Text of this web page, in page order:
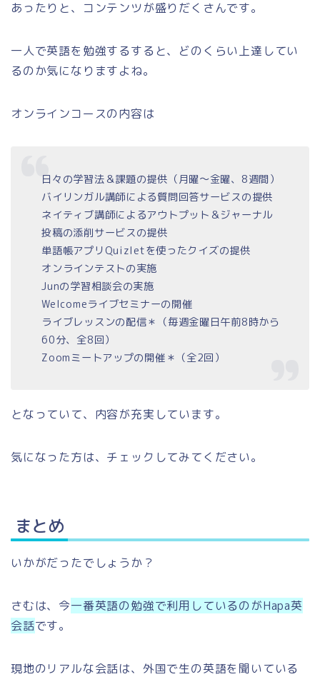
あったりと、コンテンツが盛りだくさんです。
一人で英語を勉強するすると、どのくらい上達してい
るのか気になりますよね。
オンラインコースの内容は
日々の学習法＆課題の提供（月曜～金曜、8週間）
バイリンガル講師による質問回答サービスの提供
ネイティブ講師によるアウトプット＆ジャーナル
投稿の添削サービスの提供
単語帳アプリQuizletを使ったクイズの提供
オンラインテストの実施
Junの学習相談会の実施
Welcomeライブセミナーの開催
ライブレッスンの配信＊（毎週金曜日午前8時から
60分、全8回）
Zoomミートアップの開催＊（全2回）
となっていて、内容が充実しています。
気になった方は、チェックしてみてください。
まとめ
いかがだったでしょうか？
さむは、今一番英語の勉強で利用しているのがHapa英
会話です。
現地のリアルな会話は、外国で生の英語を聞いている